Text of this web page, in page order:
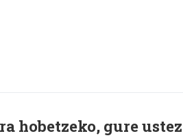
hobetzeko, gure